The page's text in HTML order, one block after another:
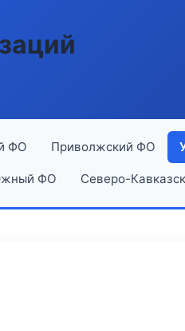
ФО Приволжский ФО
ФО Северо-